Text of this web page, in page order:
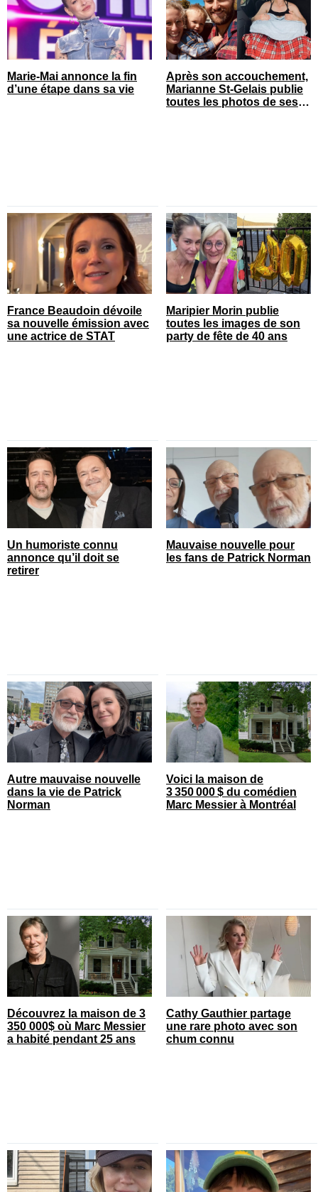
Marie-Mai annonce la fin
d’une étape dans sa vie
Après son accouchement,
Marianne St-Gelais publie
toutes les photos de ses
France Beaudoin dévoile
sa nouvelle émission avec
une actrice de STAT
Maripier Morin publie
toutes les images de son
party de fête de 40 ans
Un humoriste connu
annonce qu’il doit se
retirer
Mauvaise nouvelle pour
les fans de Patrick Norman
Autre mauvaise nouvelle
dans la vie de Patrick
Norman
Voici la maison de
3 350 000 $ du comédien
Marc Messier à Montréal
Découvrez la maison de 3
350 000$ où Marc Messier
a habité pendant 25 ans
Cathy Gauthier partage
une rare photo avec son
chum connu